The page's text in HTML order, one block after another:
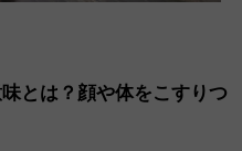
とは？顔や体をこすりつ